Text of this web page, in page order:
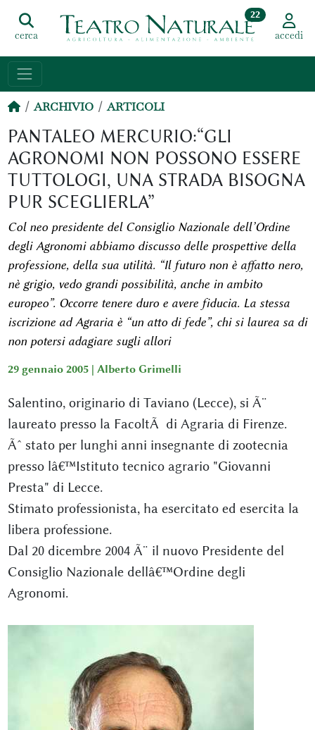
cerca
22
accedi
ARCHIVIO ARTICOLI
PANTALEO MERCURIO:“GLI
AGRONOMI NON POSSONO ESSERE
TUTTOLOGI, UNA STRADA BISOGNA
PUR SCEGLIERLA”
Col neo presidente del Consiglio Nazionale dell’Ordine
degli Agronomi abbiamo discusso delle prospettive della
professione, della sua utilità. “Il futuro non è affatto nero,
nè grigio, vedo grandi possibilità, anche in ambito
europeo”. Occorre tenere duro e avere fiducia. La stessa
iscrizione ad Agraria è “un atto di fede”, chi si laurea sa di
non potersi adagiare sugli allori
29 gennaio 2005 | Alberto Grimelli
Salentino, originario di Taviano (Lecce), si Ã¨
laureato presso la FacoltÃ di Agraria di Firenze.
Ãˆ stato per lunghi anni insegnante di zootecnia
presso lâ€™Istituto tecnico agrario "Giovanni
Presta" di Lecce.
Stimato professionista, ha esercitato ed esercita la
libera professione.
Dal 20 dicembre 2004 Ã¨ il nuovo Presidente del
Consiglio Nazionale dellâ€™Ordine degli
Agronomi.